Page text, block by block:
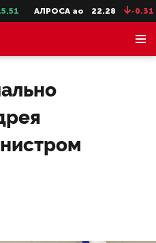
АЛРОСА ао 22.28 -0.31